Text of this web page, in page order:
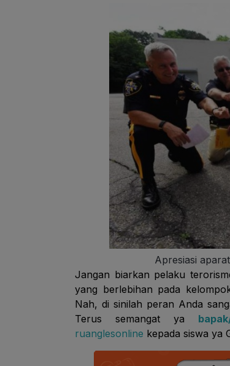
Apresiasi
Jangan biarkan pelaku
yang berlebihan pada
Nah, di sinilah peran Anda
Terus semangat ya
ruanglesonline kepada siswa ya